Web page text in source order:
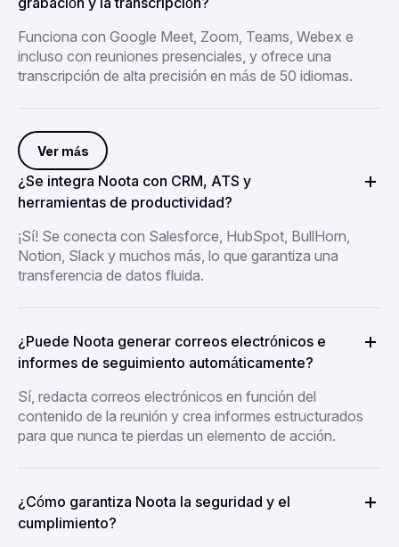
Funciona con Google Meet, Zoom, Teams, Webex e
incluso con reuniones presenciales, y ofrece una
transcripción de alta precisión en más de 50 idiomas.
Ver más
¿Se integra Noota con CRM, ATS y
herramientas de productividad?
¡Sí! Se conecta con Salesforce, HubSpot, BullHorn,
Notion, Slack y muchos más, lo que garantiza una
transferencia de datos fluida.
¿Puede Noota generar correos electrónicos e
informes de seguimiento automáticamente?
Sí, redacta correos electrónicos en función del
contenido de la reunión y crea informes estructurados
para que nunca te pierdas un elemento de acción.
¿Cómo garantiza Noota la seguridad y el
cumplimiento?